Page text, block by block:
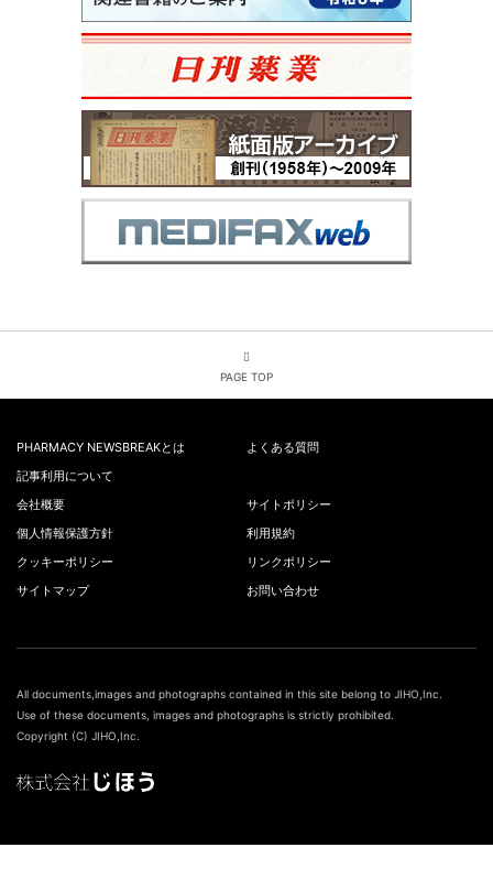
PAGE TOP
PHARMACY NEWSBREAKとは
よくある質問
記事利用について
会社概要
サイトポリシー
個人情報保護方針
利用規約
クッキーポリシー
リンクポリシー
サイトマップ
お問い合わせ
All documents,images and photographs contained in this site belong to JIHO,Inc.
Use of these documents, images and photographs is strictly prohibited.
Copyright (C) JIHO,Inc.